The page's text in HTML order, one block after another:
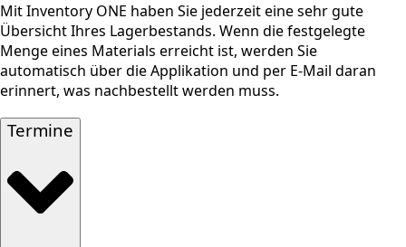
Mit Inventory ONE haben Sie jederzeit eine sehr gute
Übersicht Ihres Lagerbestands. Wenn die festgelegte
Menge eines Materials erreicht ist, werden Sie
automatisch über die Applikation und per E-Mail daran
erinnert, was nachbestellt werden muss.
Termine